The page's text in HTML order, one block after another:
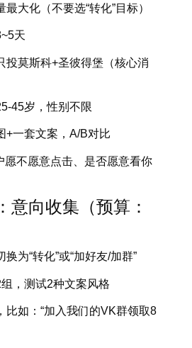
最大化 （不要选“转化”目标）
天
投莫斯科+圣彼得堡 （核心消
45岁，性别不限
+一套文案，A/B对比
愿不愿意点击、是否愿意看你
意向收集（预算：
换为“转化”或“加好友/加群”
，测试2种文案风格
比如：“加入我们的VK群领取8